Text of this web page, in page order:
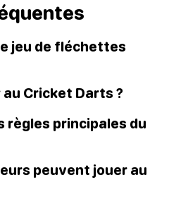
jeu de fléchettes
Cricket Darts ?
règles principales du
peuvent jouer au